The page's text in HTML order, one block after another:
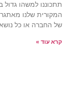
תתכוננו למשהו
המקורית שלנו
של החברה או כל
קרא עוד »